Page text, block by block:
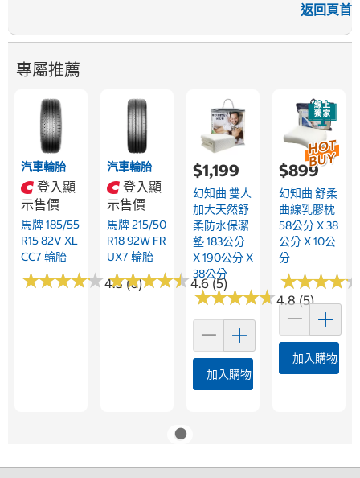
返回頁首
專屬推薦
汽車輪胎
登入顯
示售價
馬牌 185/55
R15 82V XL
CC7 輪胎
★★★★★
★★★★★4.3 (6)
汽車輪胎
登入顯
示售價
馬牌 215/50
R18 92W FR
UX7 輪胎
★★★★★
★★★★★4.6 (5)
$1,199
幻知曲 雙人
加大天然舒
柔防水保潔
墊 183公分
X 190公分 X
38公分
★★★★★
★★★★★4.8 (5)
加入購物車
$899
幻知曲 舒柔
曲線乳膠枕
58公分 X 38
公分 X 10公
分
★★★★
★★★★
加入購物車